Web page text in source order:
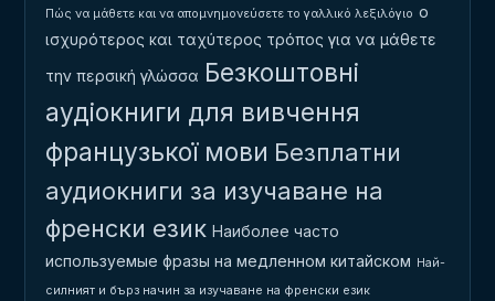
Πώς να μάθετε και να απομνημονεύσετε το γαλλικό λεξιλόγιο ο
ισχυρότερος και ταχύτερος τρόπος για να μάθετε
την περσική γλώσσα Безкоштовні
аудіокниги для вивчення
французької мови Безплатни
аудиокниги за изучаване на
френски език Наиболее часто
используемые фразы на медленном китайском Най-
силният и бърз начин за изучаване на френски език